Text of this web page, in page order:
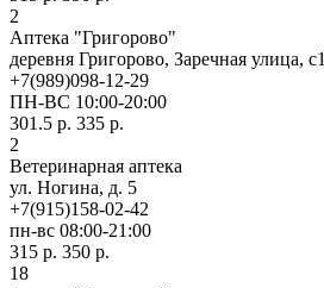
2
Аптека "Григорово"
деревня Григорово, Заречная улица, с1
+7(989)098-12-29
ПН-ВС 10:00-20:00
301.5 р. 335 р.
2
Ветеринарная аптека
ул. Ногина, д. 5
+7(915)158-02-42
пн-вс 08:00-21:00
315 р. 350 р.
18